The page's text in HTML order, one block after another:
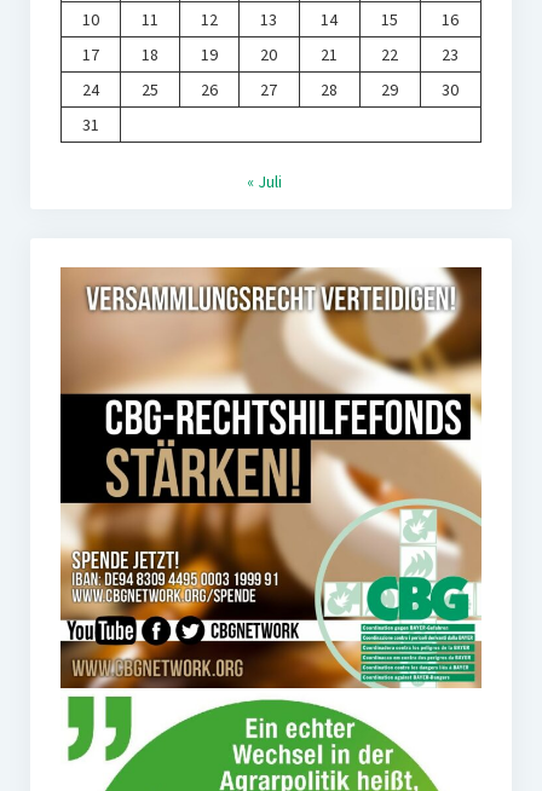
10 11 12 13 14 15
16
17
18 19 20 21 22
23
24
25 26 27 28 29
30
31
« Juli